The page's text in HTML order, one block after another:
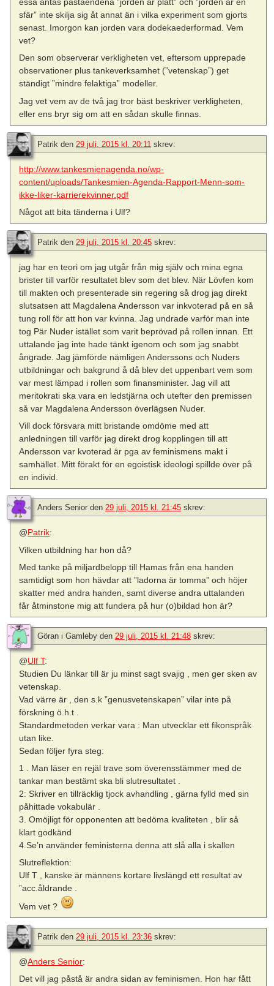
essä antas påståendena ”jorden är platt” och ”jorden är en
sfär” inte skilja sig åt annat än i vilka experiment som gjorts
senast. Imorgon kan jorden vara dodekaederformad. Vem
vet?
Den som observerar verkligheten vet, eftersom upprepade
observationer plus tankeverksamhet (”vetenskap”) get
ständigt ”mindre felaktiga” modeller.
Jag vet vem av de två jag tror bäst beskriver verkligheten,
eller ens bryr sig om att en sådan skulle finnas.
Patrik den 29 juli, 2015 kl. 20:11 skrev:
http://www.tankesmienagenda.no/wp-
content/uploads/Tankesmien-Agenda-Rapport-Menn-som-
ikke-liker-karrierekvinner.pdf
Något att bita tänderna i Ulf?
Patrik den 29 juli, 2015 kl. 20:45 skrev:
jag har en teori om jag utgår från mig själv och mina egna
brister till varför resultatet blev som det blev. När Lövfen kom
till makten och presenterade sin regering så drog jag direkt
slutsatsen att Magdalena Andersson var inkvoterad på en så
tung roll för att hon var kvinna. Jag undrade varför man inte
tog Pär Nuder istället som varit beprövad på rollen innan. Ett
uttalande jag inte hade tänkt igenom och som jag snabbt
ångrade. Jag jämförde nämligen Anderssons och Nuders
utbildningar och bakgrund å då blev det uppenbart vem som
var mest lämpad i rollen som finansminister. Jag vill att
meritokrati ska vara en ledstjärna och utefter den premissen
så var Magdalena Andersson överlägsen Nuder.
Vill dock försvara mitt bristande omdöme med att
anledningen till varför jag direkt drog kopplingen till att
Andersson var kvoterad är pga av feminismens makt i
samhället. Mitt förakt för en egoistisk ideologi spillde över på
en individ.
Anders Senior den 29 juli, 2015 kl. 21:45 skrev:
@Patrik:
Vilken utbildning har hon då?
Med tanke på miljardbelopp till Hamas från ena handen
samtidigt som hon hävdar att ”ladorna är tomma” och höjer
skatter med andra handen, samt diverse andra uttalanden
får åtminstone mig att fundera på hur (o)bildad hon är?
Göran i Gamleby den 29 juli, 2015 kl. 21:48 skrev:
@Ulf T:
Studien Du länkar till är ju minst sagt svajig , men ger sken av
vetenskap.
Vad värre är , den s.k ”genusvetenskapen” vilar inte på
förskning ö.h.t .
Standardmetoden verkar vara : Man utvecklar ett fikonspråk
utan like.
Sedan följer fyra steg:
1 . Man läser en rejäl trave som överensstämmer med de
tankar man bestämt ska bli slutresultatet .
2: Skriver en tillräcklig tjock avhandling , gärna fylld med sin
påhittade vokabulär .
3. Omöjligt för opponenten att bedöma kvaliteten , blir så
klart godkänd
4.Se’n använder feministerna denna att slå alla i skallen
Slutreflektion:
Ulf T , kanske är männens kortare livslängd ett resultat av
”acc.åldrande .
Vem vet ?
Patrik den 29 juli, 2015 kl. 23:36 skrev:
@Anders Senior:
Det vill jag påstå är andra sidan av feminismen. Hon har fått